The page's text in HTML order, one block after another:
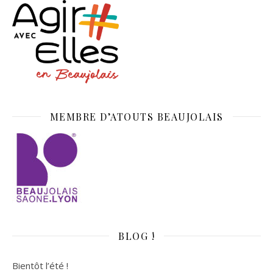
MEMBRE D’ATOUTS BEAUJOLAIS
BLOG !
Bientôt l’été !